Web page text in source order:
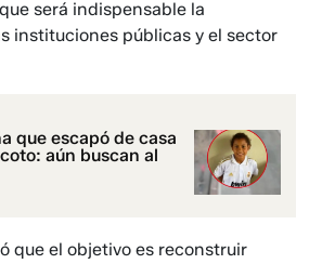
será indispensable la
instituciones públicas y el sector
que escapó de casa
aún buscan al
que el objetivo es reconstruir